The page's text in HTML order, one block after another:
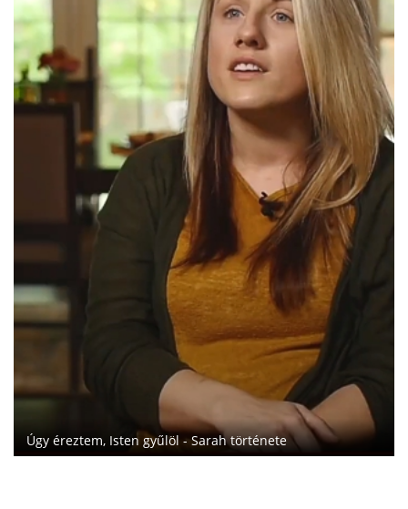
Úgy éreztem, Isten gyűlöl - Sarah története